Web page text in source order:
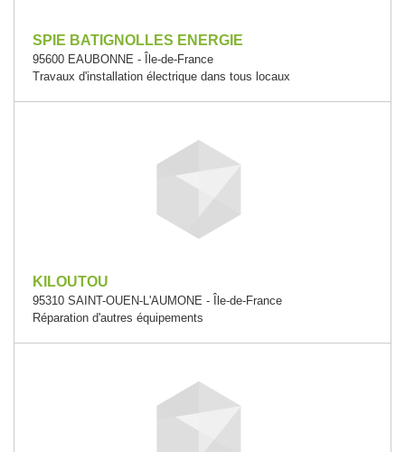
SPIE BATIGNOLLES ENERGIE
95600 EAUBONNE - Île-de-France
Travaux d'installation électrique dans tous locaux
KILOUTOU
95310 SAINT-OUEN-L'AUMONE - Île-de-France
Réparation d'autres équipements